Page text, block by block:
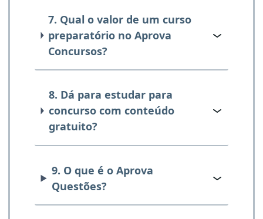
7. Qual o valor de um curso
preparatório no Aprova
Concursos?
8. Dá para estudar para
concurso com conteúdo
gratuito?
9. O que é o Aprova
Questões?